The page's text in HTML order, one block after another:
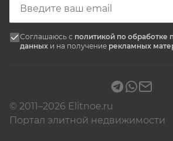
Соглашаюсь с политикой по обработке
данных и на получение рекламных
© 2011–2026 Elitnoe.ru
Портал элитной недвижимости